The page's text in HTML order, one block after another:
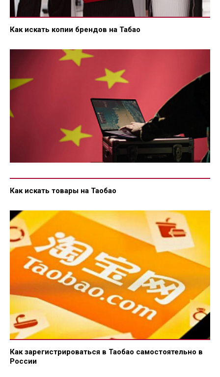
Как искать копии брендов на Табао
Как искать товары на Таобао
Как зарегистрироваться в Таобао самостоятельно в
России